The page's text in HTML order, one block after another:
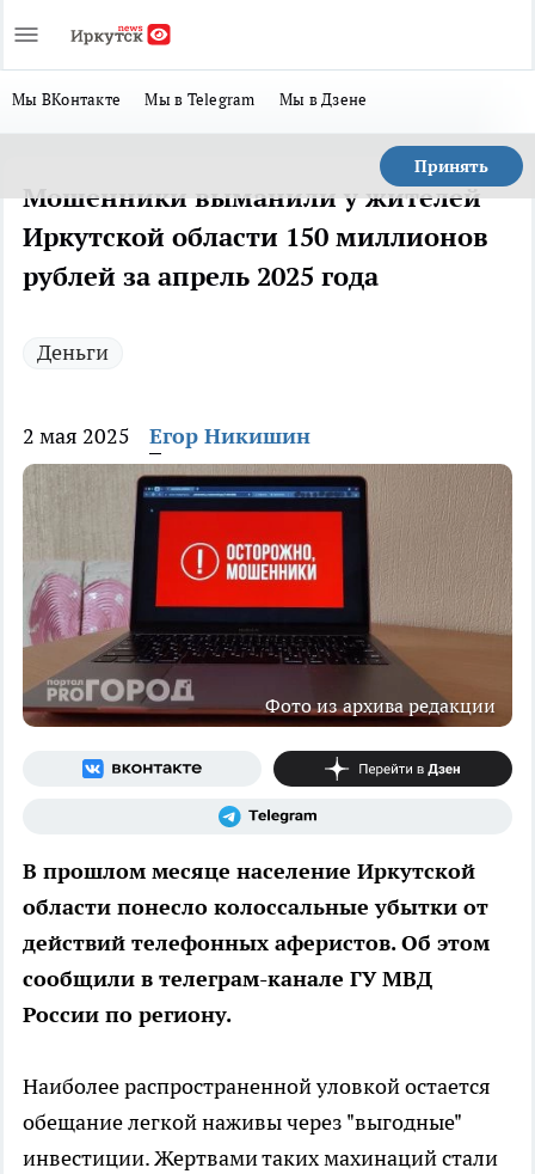
Мы ВКонтакте Мы в Telegram Мы в Дзене
Принять
Мошенники выманили у жителей
Иркутской области 150 миллионов
рублей за апрель 2025 года
Деньги
2 мая 2025 Егор Никишин
Фото из архива редакции
В прошлом месяце население Иркутской
области понесло колоссальные убытки от
действий телефонных аферистов. Об этом
сообщили в телеграм-канале ГУ МВД
России по региону.
Наиболее распространенной уловкой остается
обещание легкой наживы через "выгодные"
инвестиции. Жертвами таких махинаций стали